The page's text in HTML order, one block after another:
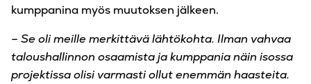
kumppanina myös muutoksen jälkeen.
– Se oli meille merkittävä lähtökohta. Ilman vahvaa
taloushallinnon osaamista ja kumppania näin isossa
projektissa olisi varmasti ollut enemmän haasteita.